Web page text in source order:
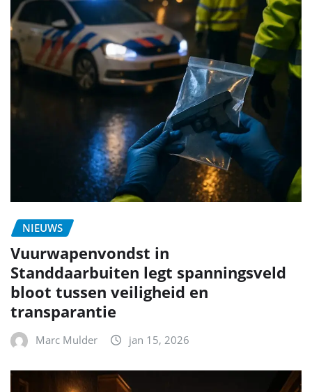
NIEUWS
Vuurwapenvondst in
Standdaarbuiten legt spanningsveld
bloot tussen veiligheid en
transparantie
Marc Mulder jan 15, 2026